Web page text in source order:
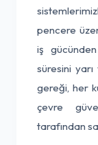
pencere
iş
süresini yarı
gereği, her
çevre
tarafından